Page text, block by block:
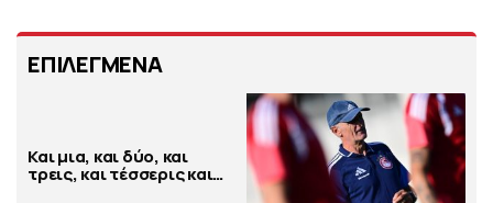
ΕΠΙΛΕΓΜΕΝΑ
Και μια, και δύο, και
τρεις, και τέσσερις και…